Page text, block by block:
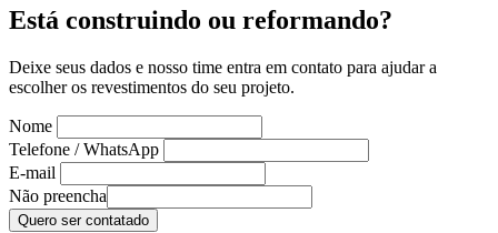
Está construindo ou reformando?
Deixe seus dados e nosso time entra em contato para ajudar a
escolher os revestimentos do seu projeto.
Nome
Telefone / WhatsApp
E-mail
Não preencha
Quero ser contatado